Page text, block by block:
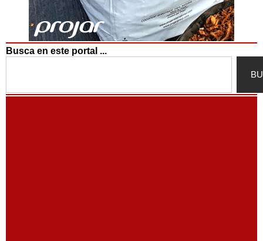
Busca en este portal ...